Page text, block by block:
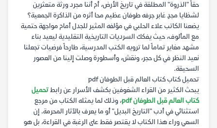
حقاً "الذروة" المطلقة في تاريخ الأرض، أم أننا مجرد ورثة متعثرين
لشظايا مجدٍ غابر جرفه طوفان عظيم محا أثره من الذاكرة الجمعية؟
يضعنا الكاتب علاء الحلبي في مؤلفه المثير للجدل أمام مواجهة حتمية
مع المألوف، حيث يفكك السرديات التاريخية التقليدية ليعيد بناء
مشهد مغاير تماماً لما ترويه الكتب المدرسية، طارحاً فرضيات تجعلنا
نعيد النظر في كل حجر، ونقش، وأسطورة وصلت إلينا من العصور
السحيقة.
تحميل كتاب كتاب العالم قبل الطوفان pdf
يبحث الكثير من القراء الشغوفين بكشف الأسرار عن رابطتحميل
كتاب العالم قبل الطوفان pdf
، وذلك لما يمثله الكتاب من مرجع
استثنائي في أدب "التاريخ البديل" أو ما يعرف بالآثار المحرمة. إن
السعي وراء هذا الكتاب لا يقتصر فقط على الرغبة في القراءة، بل هو